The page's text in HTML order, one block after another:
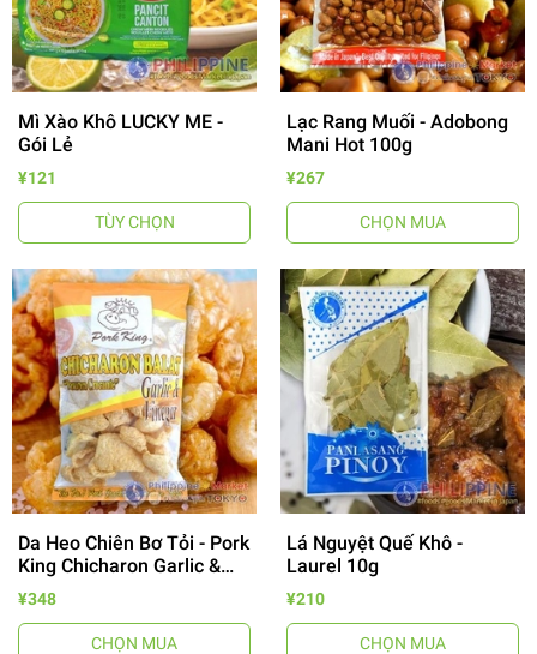
Mì Xào Khô LUCKY ME -
Gói Lẻ
¥121
TÙY CHỌN
Lạc Rang Muối - Adobong
Mani Hot 100g
¥267
CHỌN MUA
Da Heo Chiên Bơ Tỏi - Pork
King Chicharon Garlic &
Vinegar 60g
¥348
CHỌN MUA
Lá Nguyệt Quế Khô -
Laurel 10g
¥210
CHỌN MUA